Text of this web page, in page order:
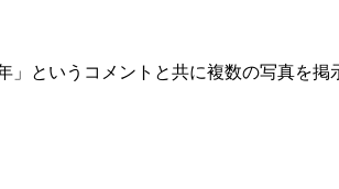
」というコメントと共に複数の写真を掲